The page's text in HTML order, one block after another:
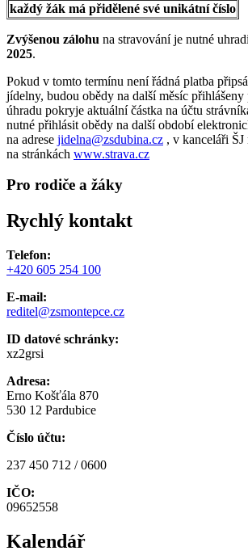
každý žák má přidělené své unikátní číslo
Zvýšenou zálohu na stravování je nutné
2025.
Pokud v tomto termínu není řádná platba
jídelny, budou obědy na další měsíc
úhradu pokryje aktuální částka na účtu
nutné přihlásit obědy na další období
na adrese jidelna@zsdubina.cz , v kanceláři ŠJ
na stránkách www.strava.cz
Pro rodiče a žáky
Rychlý kontakt
Telefon:
+420 605 254 100
E-mail:
reditel@zsmontepce.cz
ID datové schránky:
xz2grsi
Adresa:
Erno Košťála 870
530 12 Pardubice
Číslo účtu:
237 450 712 / 0600
IČO:
09652558
Kalendář